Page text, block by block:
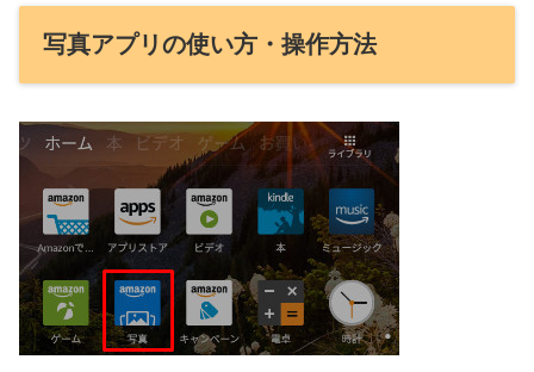
写真アプリの使い方・操作方法